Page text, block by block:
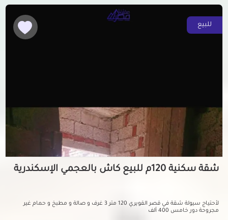
للبيع
شقة سكنية 120م للبيع كاش بالعجمي الإسكندرية
لأحتياج سيولة شقة في قصر القويري 120 متر 3 غرف و صالة و مطبخ و حمام غير
مجروحة دور خامس 400 ألف